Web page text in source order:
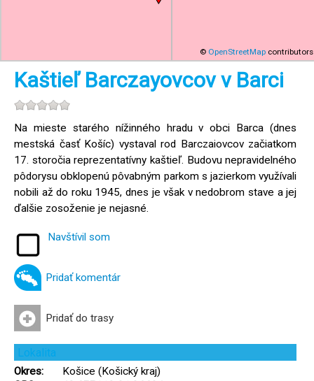
© OpenStreetMap contributors
Kaštieľ Barczayovcov v Barci
Na mieste starého nížinného hradu v obci Barca (dnes
mestská časť Košíc) vystaval rod Barczaiovcov začiatkom
17. storočia reprezentatívny kaštieľ. Budovu nepravidelného
pôdorysu obklopenú pôvabným parkom s jazierkom využívali
nobili až do roku 1945, dnes je však v nedobrom stave a jej
ďalšie zosoženie je nejasné.
Navštívil som
Pridať komentár
Pridať do trasy
Lokalita
Okres:
Košice (Košický kraj)